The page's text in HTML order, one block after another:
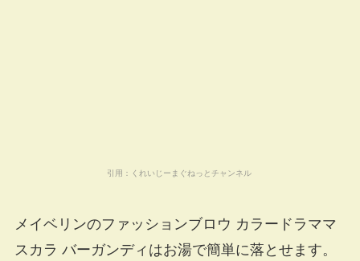
引用： くれいじーまぐねっとチャンネル
メイベリンのファッションブロウ カラードラママ
スカラ バーガンディはお湯で簡単に落とせます。